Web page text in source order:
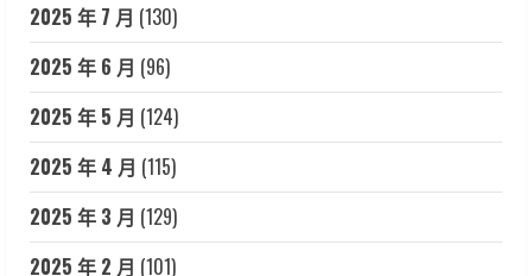
2025 年 7 月 (130)
2025 年 6 月 (96)
2025 年 5 月 (124)
2025 年 4 月 (115)
2025 年 3 月 (129)
2025 年 2 月 (101)